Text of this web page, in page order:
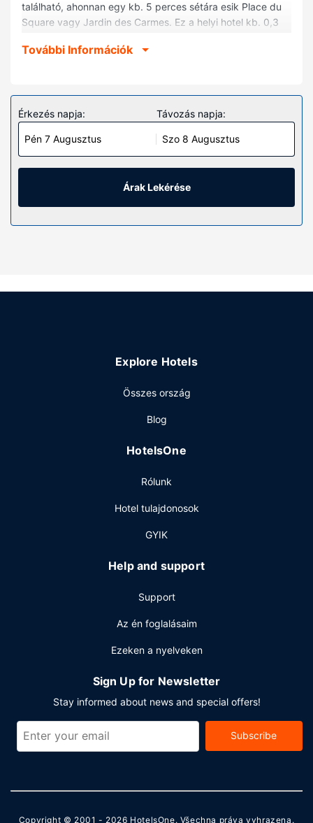
található, ahonnan egy kb. 5 perces sétára esik Place du
Square vagy Jardin des Carmes. Ez a helyi hotel kb. 0,3
km-re Aurillac Kongresszusi Központ helyszíneitől.
Helyezze magát kényelembe a(z) 20 szoba egyikében,
melyekben síkképernyős televízió is található. Ingyenes
vezeték nélküli internet-hozzáférés és a televíziókon
nézhető kábelcsatornák kínálata mind a vendégek
kikapcsolódását szolgálja. A(z) privát fürdőszoba
felszerelései közé tartozik ingyenes piperecikkek és
hajszárító is. A kényelmi felszerelések és szolgáltatások
Az ingatlanhoz tartozó felszereltség
kerékpártároló.
bár/társalgó kínálatából. Svédasztalos kínálat reggeli felár
A recepció meghatározott órákban tart nyitva. Az autóval
ellenében) biztosított a helyszínen.
További Információk
Érkezés napja:
Pén 7 Augusztus
Távozás napja:
Szo 8 Augusztus
Árak Lekérése
Explore Hotels
Összes ország
Blog
HotelsOne
Rólunk
Hotel tulajdonosok
GYIK
Help and support
Support
Az én foglalásaim
Ezeken a nyelveken
Sign Up for Newsletter
Stay informed about news and special offers!
Subscribe
Copyright © 2001 - 2026 HotelsOne. Všechna práva vyhrazena.